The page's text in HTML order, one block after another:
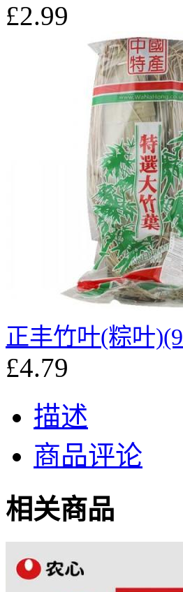
£2.99
正丰竹叶(粽叶
£4.79
描述
商品评论
相关商品